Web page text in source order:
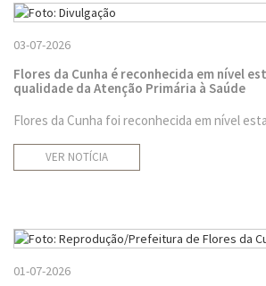
03-07-2026
Flores da Cunha é reconhecida em nível
qualidade da Atenção Primária à Saúde
Flores da Cunha foi reconhecida em nível
VER NOTÍCIA
01-07-2026